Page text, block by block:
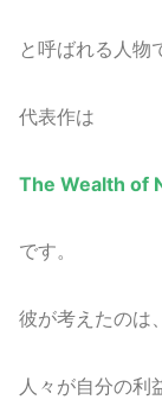
と呼ばれる人物
代表作は
The Wealth of
です。
彼が考えたのは、
人々が自分の利